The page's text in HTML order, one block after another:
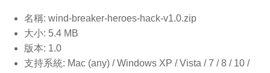
名稱: wind-breaker-heroes-hack-v1.0.zip
大小: 5.4 MB
版本: 1.0
支持系統: Mac (any) / Windows XP / Vista / 7 / 8 / 10 /